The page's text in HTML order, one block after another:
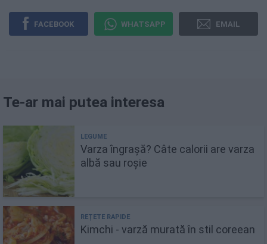
FACEBOOK WHATSAPP EMAIL
Te-ar mai putea interesa
Varza îngrașă? Câte calorii are varza
albă sau roșie
Kimchi - varză murată în stil coreean